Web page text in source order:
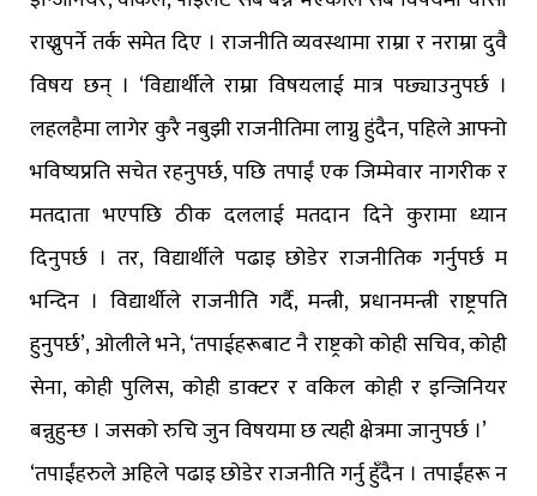
राख्नुपर्ने तर्क समेत दिए । राजनीति व्यवस्थामा राम्रा र नराम्रा दुवै
विषय छन् । ‘विद्यार्थीले राम्रा विषयलाई मात्र पछ्याउनुपर्छ ।
लहलहैमा लागेर कुरै नबुझी राजनीतिमा लाग्नु हुंदैन, पहिले आफ्नो
भविष्यप्रति सचेत रहनुपर्छ, पछि तपाईं एक जिम्मेवार नागरीक र
मतदाता भएपछि ठीक दललाई मतदान दिने कुरामा ध्यान
दिनुपर्छ । तर, विद्यार्थीले पढाइ छोडेर राजनीतिक गर्नुपर्छ म
भन्दिन । विद्यार्थीले राजनीति गर्दै, मन्त्री, प्रधानमन्त्री राष्ट्रपति
हुनुपर्छ’, ओलीले भने, ‘तपाईहरूबाट नै राष्ट्रको कोही सचिव, कोही
सेना, कोही पुलिस, कोही डाक्टर र वकिल कोही र इन्जिनियर
बन्नुहुन्छ । जसको रुचि जुन विषयमा छ त्यही क्षेत्रमा जानुपर्छ ।’
‘तपाईंहरुले अहिले पढाइ छोडेर राजनीति गर्नु हुँदैन । तपाईंहरू न